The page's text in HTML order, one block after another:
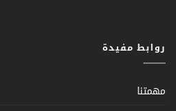
روابط مفيدة
مهمتنا